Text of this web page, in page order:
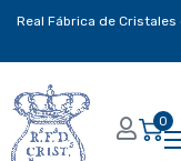
Real Fábrica de
0